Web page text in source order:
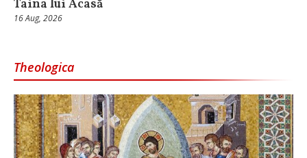
Taina lui Acasă
16 Aug, 2026
Theologica